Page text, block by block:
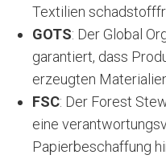
Textilien
GOTS: Der Global
garantiert, dass
erzeugten
FSC: Der Forest
eine
Papierbeschaffung